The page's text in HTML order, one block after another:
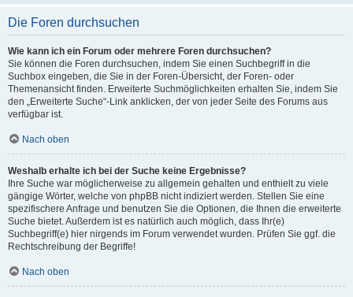
Die Foren durchsuchen
Wie kann ich ein Forum oder mehrere Foren durchsuchen?
Sie können die Foren durchsuchen, indem Sie einen Suchbegriff in die
Suchbox eingeben, die Sie in der Foren-Übersicht, der Foren- oder
Themenansicht finden. Erweiterte Suchmöglichkeiten erhalten Sie, indem Sie
den „Erweiterte Suche“-Link anklicken, der von jeder Seite des Forums aus
verfügbar ist.
Nach oben
Weshalb erhalte ich bei der Suche keine Ergebnisse?
Ihre Suche war möglicherweise zu allgemein gehalten und enthielt zu viele
gängige Wörter, welche von phpBB nicht indiziert werden. Stellen Sie eine
spezifischere Anfrage und benutzen Sie die Optionen, die Ihnen die erweiterte
Suche bietet. Außerdem ist es natürlich auch möglich, dass Ihr(e)
Suchbegriff(e) hier nirgends im Forum verwendet wurden. Prüfen Sie ggf. die
Rechtschreibung der Begriffe!
Nach oben